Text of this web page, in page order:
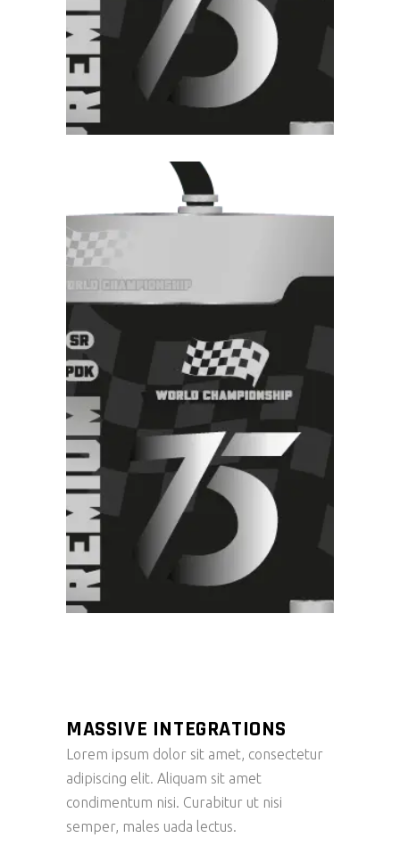
MASSIVE INTEGRATIONS
Lorem ipsum dolor sit amet, consectetur
adipiscing elit. Aliquam sit amet
condimentum nisi. Curabitur ut nisi
semper, males uada lectus.